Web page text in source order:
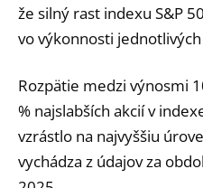
že silný rast indexu S&P
vo výkonnosti
Rozpätie medzi výnosmi
% najslabších akcií v
vzrástlo na najvyššiu
vychádza z údajov za